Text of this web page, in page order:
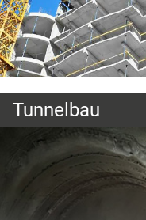
Tunnelbau